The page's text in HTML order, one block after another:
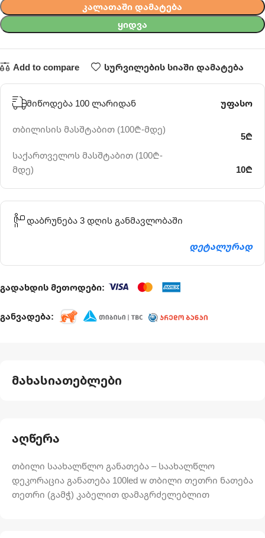
ᲙᲐᲚᲐᲗᲐᲨᲘ ᲓᲐᲛᲐᲢᲔᲑᲐ
ᲧᲘᲓᲕᲐ
Add to compare სურვილების სიაში დამატება
მიწოდება 100 ლარიდან
თბილისის მასშტაბით (100₾-მდე)
საქართველოს მასშტაბით (100₾-
მდე)
უფასო
5₾
10₾
დაბრუნება 3 დღის განმავლობაში
დეტალურად
გადახდის მეთოდები:
განვადება:
აღწერა
თბილი საახალწლო განათება – საახალწლო
დეკორაცია განათება 100led w თბილი თეთრი ნათება
თეთრი (გამჭ) კაბელით დამაგრძელებლით
მახასიათებლები